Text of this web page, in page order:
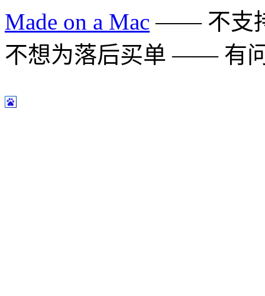
Made on a Mac —— 不支
不想为落后买单 —— 有